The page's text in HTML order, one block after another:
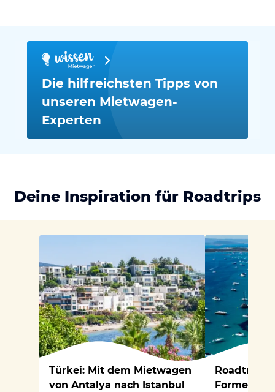
Die hilfreichsten Tipps von
unseren Mietwagen-
Experten
Deine Inspiration für Roadtrips
Türkei: Mit dem Mietwagen
von Antalya nach Istanbul
Roadtrip